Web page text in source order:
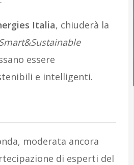
Italia, chiuderà la
essere
e intelligenti.
moderata ancora
di esperti del